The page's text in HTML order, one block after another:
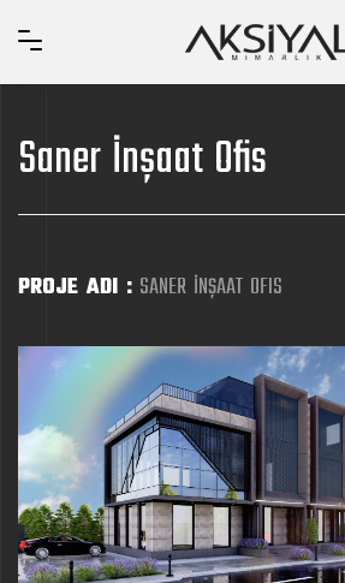
Saner İnşaat Ofis
PROJE ADI : SANER İNŞAAT OFIS